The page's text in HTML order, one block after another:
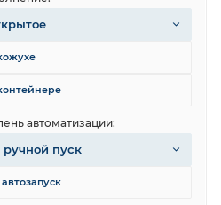
автоматизации:
ручной пуск
автозапуск